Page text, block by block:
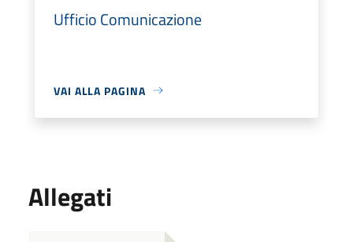
Ufficio Comunicazione
VAI ALLA PAGINA
Allegati